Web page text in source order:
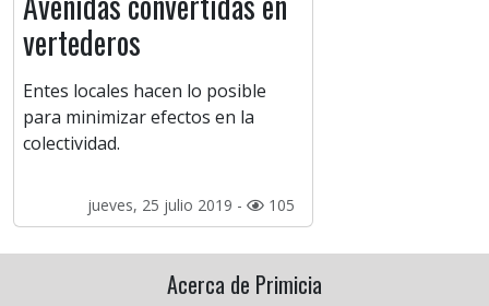
vertederos
Entes locales hacen lo posible
para minimizar efectos en la
colectividad.
jueves, 25 julio 2019 - 105
Acerca de Primicia